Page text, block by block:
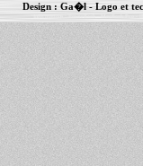
Design : Ga�l- Logo et